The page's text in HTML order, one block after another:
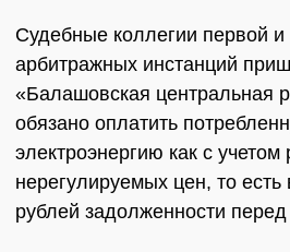
Судебные коллегии первой
арбитражных инстанций
«Балашовская центральная
обязано оплатить
электроэнергию как с
нерегулируемых цен, то
рублей задолженности